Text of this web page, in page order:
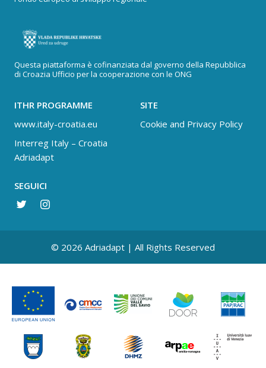
Questa piattaforma è cofinanziata dal governo della Repubblica
di Croazia Ufficio per la cooperazione con le ONG
ITHR PROGRAMME
www.italy-croatia.eu
Interreg Italy – Croatia
Adriadapt
SITE
Cookie and Privacy Policy
SEGUICI
© 2026 Adriadapt | All Rights Reserved